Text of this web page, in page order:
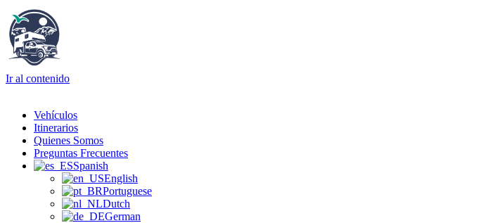
Ir al contenido
Vehículos
Itinerarios
Quienes Somos
Preguntas Frecuentes
Spanish
English
Portuguese
Dutch
German